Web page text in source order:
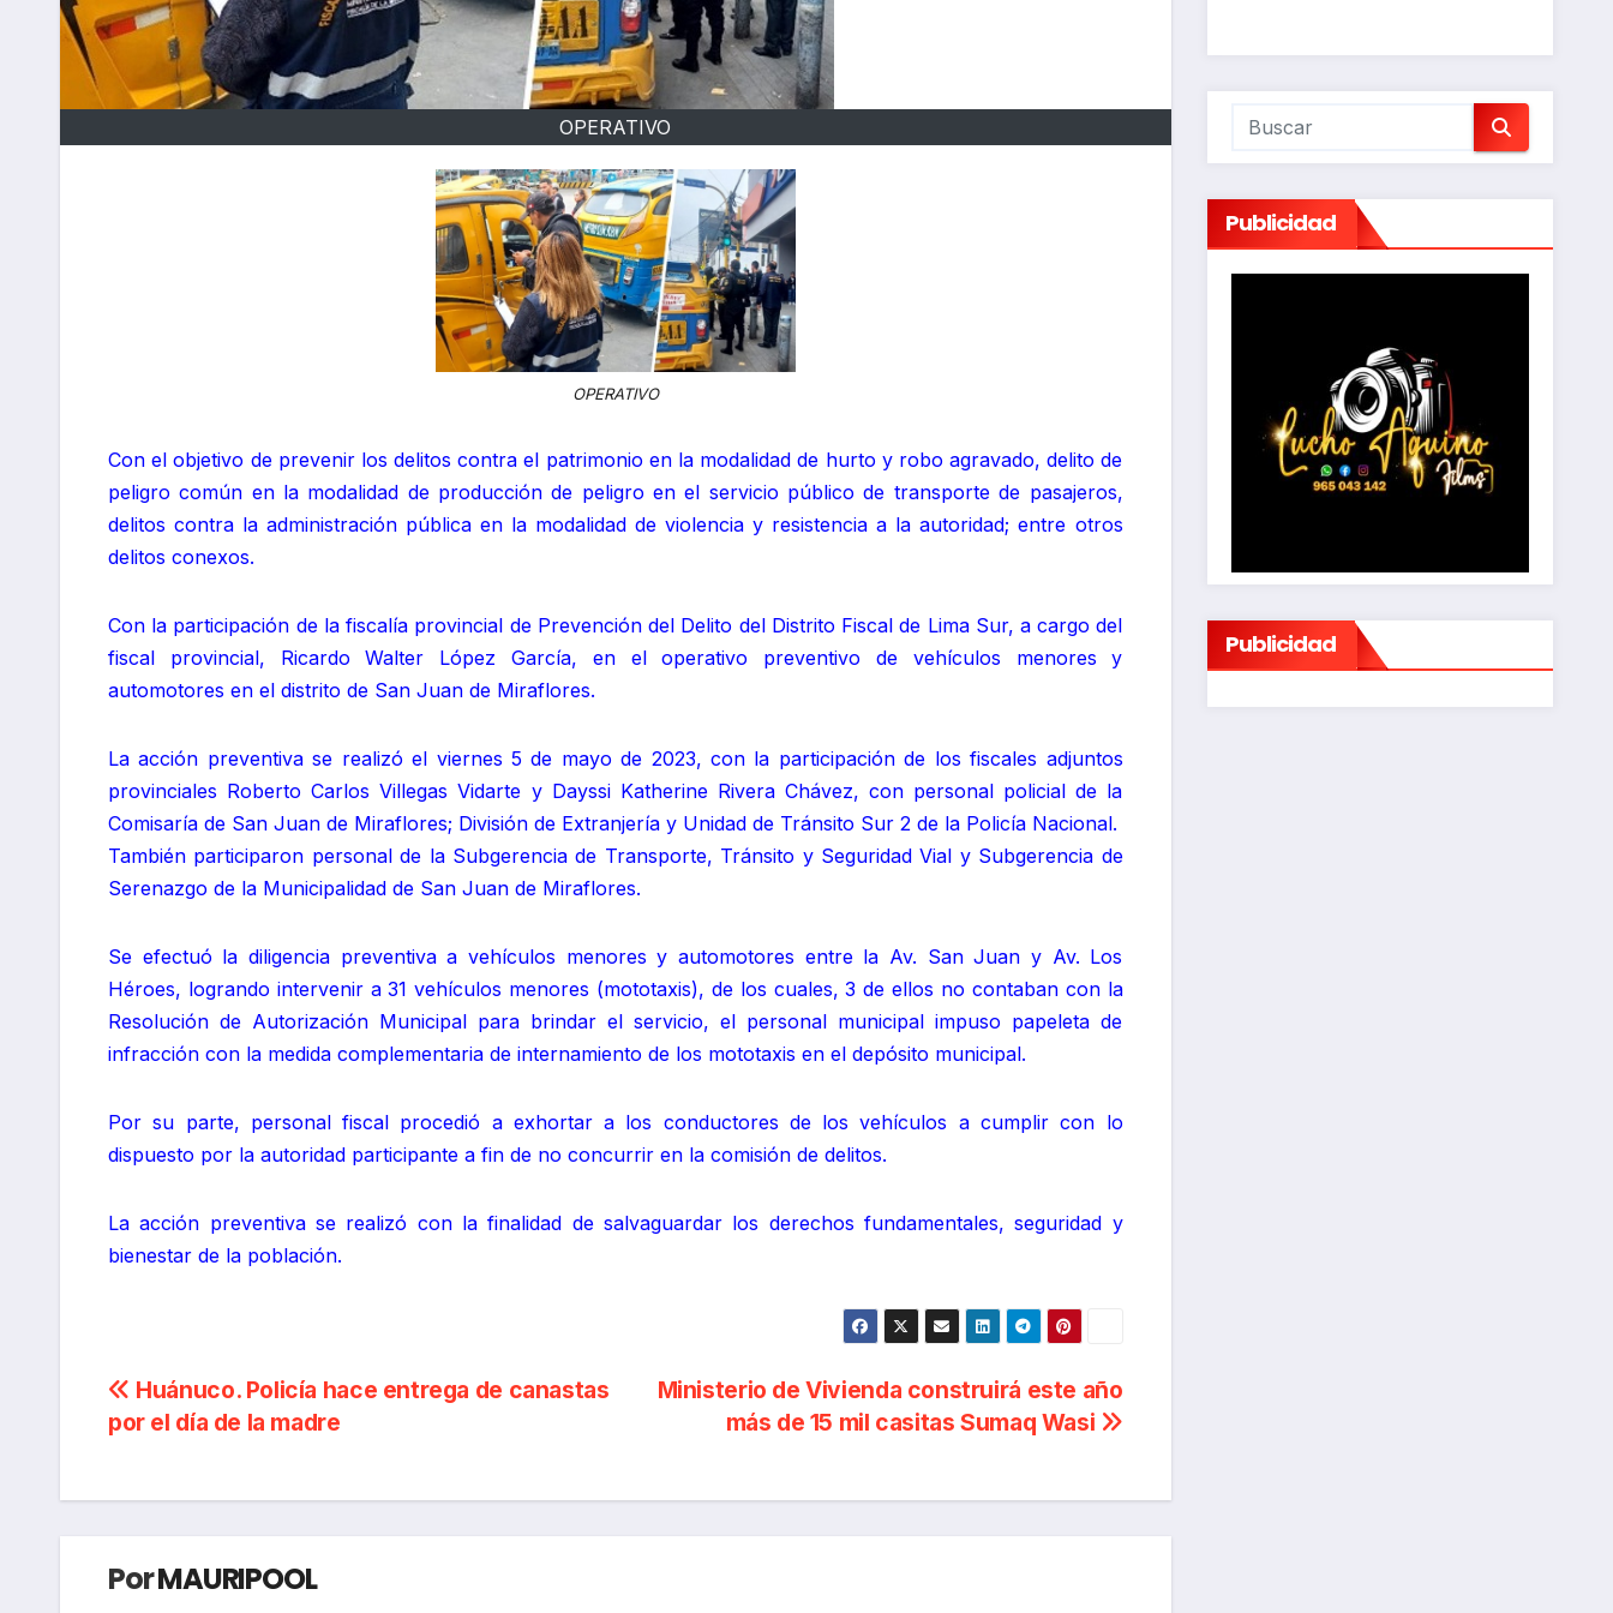
OPERATIVO
OPERATIVO
Con el objetivo de prevenir los delitos contra el patrimonio en la modalidad de hurto y robo agravado, delito de
peligro común en la modalidad de producción de peligro en el servicio público de transporte de pasajeros,
delitos contra la administración pública en la modalidad de violencia y resistencia a la autoridad; entre otros
delitos conexos.
Con la participación de la fiscalía provincial de Prevención del Delito del Distrito Fiscal de Lima Sur, a cargo del
fiscal provincial, Ricardo Walter López García, en el operativo preventivo de vehículos menores y
automotores en el distrito de San Juan de Miraflores.
La acción preventiva se realizó el viernes 5 de mayo de 2023, con la participación de los fiscales adjuntos
provinciales Roberto Carlos Villegas Vidarte y Dayssi Katherine Rivera Chávez, con personal policial de la
Comisaría de San Juan de Miraflores; División de Extranjería y Unidad de Tránsito Sur 2 de la Policía Nacional.
También participaron personal de la Subgerencia de Transporte, Tránsito y Seguridad Vial y Subgerencia de
Serenazgo de la Municipalidad de San Juan de Miraflores.
Se efectuó la diligencia preventiva a vehículos menores y automotores entre la Av. San Juan y Av. Los
Héroes, logrando intervenir a 31 vehículos menores (mototaxis), de los cuales, 3 de ellos no contaban con la
Resolución de Autorización Municipal para brindar el servicio, el personal municipal impuso papeleta de
infracción con la medida complementaria de internamiento de los mototaxis en el depósito municipal.
Por su parte, personal fiscal procedió a exhortar a los conductores de los vehículos a cumplir con lo
dispuesto por la autoridad participante a fin de no concurrir en la comisión de delitos.
La acción preventiva se realizó con la finalidad de salvaguardar los derechos fundamentales, seguridad y
bienestar de la población.
Navegación
de
entradas
Ministerio de Vivienda construirá este año
más de 15 mil casitas Sumaq Wasi
Huánuco. Policía hace entrega de canastas
por el día de la madre
PorMAURIPOOL
Publicidad
Publicidad